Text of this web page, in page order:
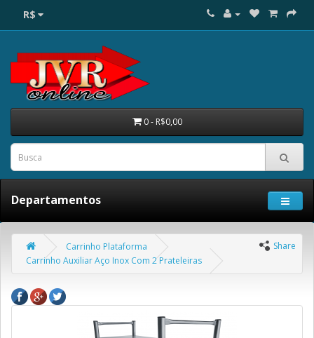
R$
0 - R$0,00
Departamentos
Share
Carrinho Plataforma
Carrinho Auxiliar Aço Inox Com 2 Prateleiras